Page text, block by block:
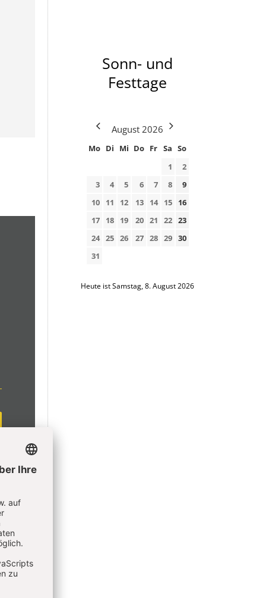
Sonn- und
Festtage
August 2026
Mo Di Mi Do Fr Sa So
1
2
3
4 5 6 7 8
9
10
11 12 13 14 15
16
17
18 19 20 21 22 23
24 25 26 27 28 29 30
31
Heute ist Samstag, 8. August 2026